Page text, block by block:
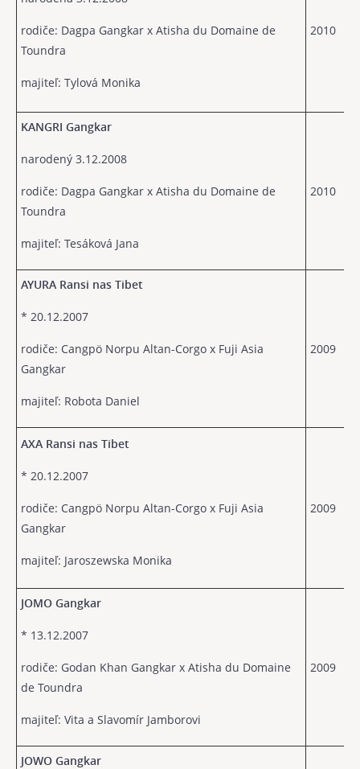
rodiče: Dagpa Gangkar x Atisha du Domaine de
Toundra
majiteľ: Tylová Monika
2010
KANGRI Gangkar
narodený 3.12.2008
rodiče: Dagpa Gangkar x Atisha du Domaine de
Toundra
majiteľ: Tesáková Jana
2010
AYURA Ransi nas Tibet
* 20.12.2007
rodiče: Cangpö Norpu Altan-Corgo x Fuji Asia
Gangkar
majiteľ: Robota Daniel
2009
AXA Ransi nas Tibet
* 20.12.2007
rodiče: Cangpö Norpu Altan-Corgo x Fuji Asia
Gangkar
majiteľ: Jaroszewska Monika
2009
JOMO Gangkar
* 13.12.2007
rodiče: Godan Khan Gangkar x Atisha du Domaine
de Toundra
majiteľ: Vita a Slavomír Jamborovi
2009
JOWO Gangkar